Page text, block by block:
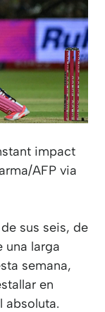
impact
AFP via
sus seis, de
una larga
semana,
en
absoluta.